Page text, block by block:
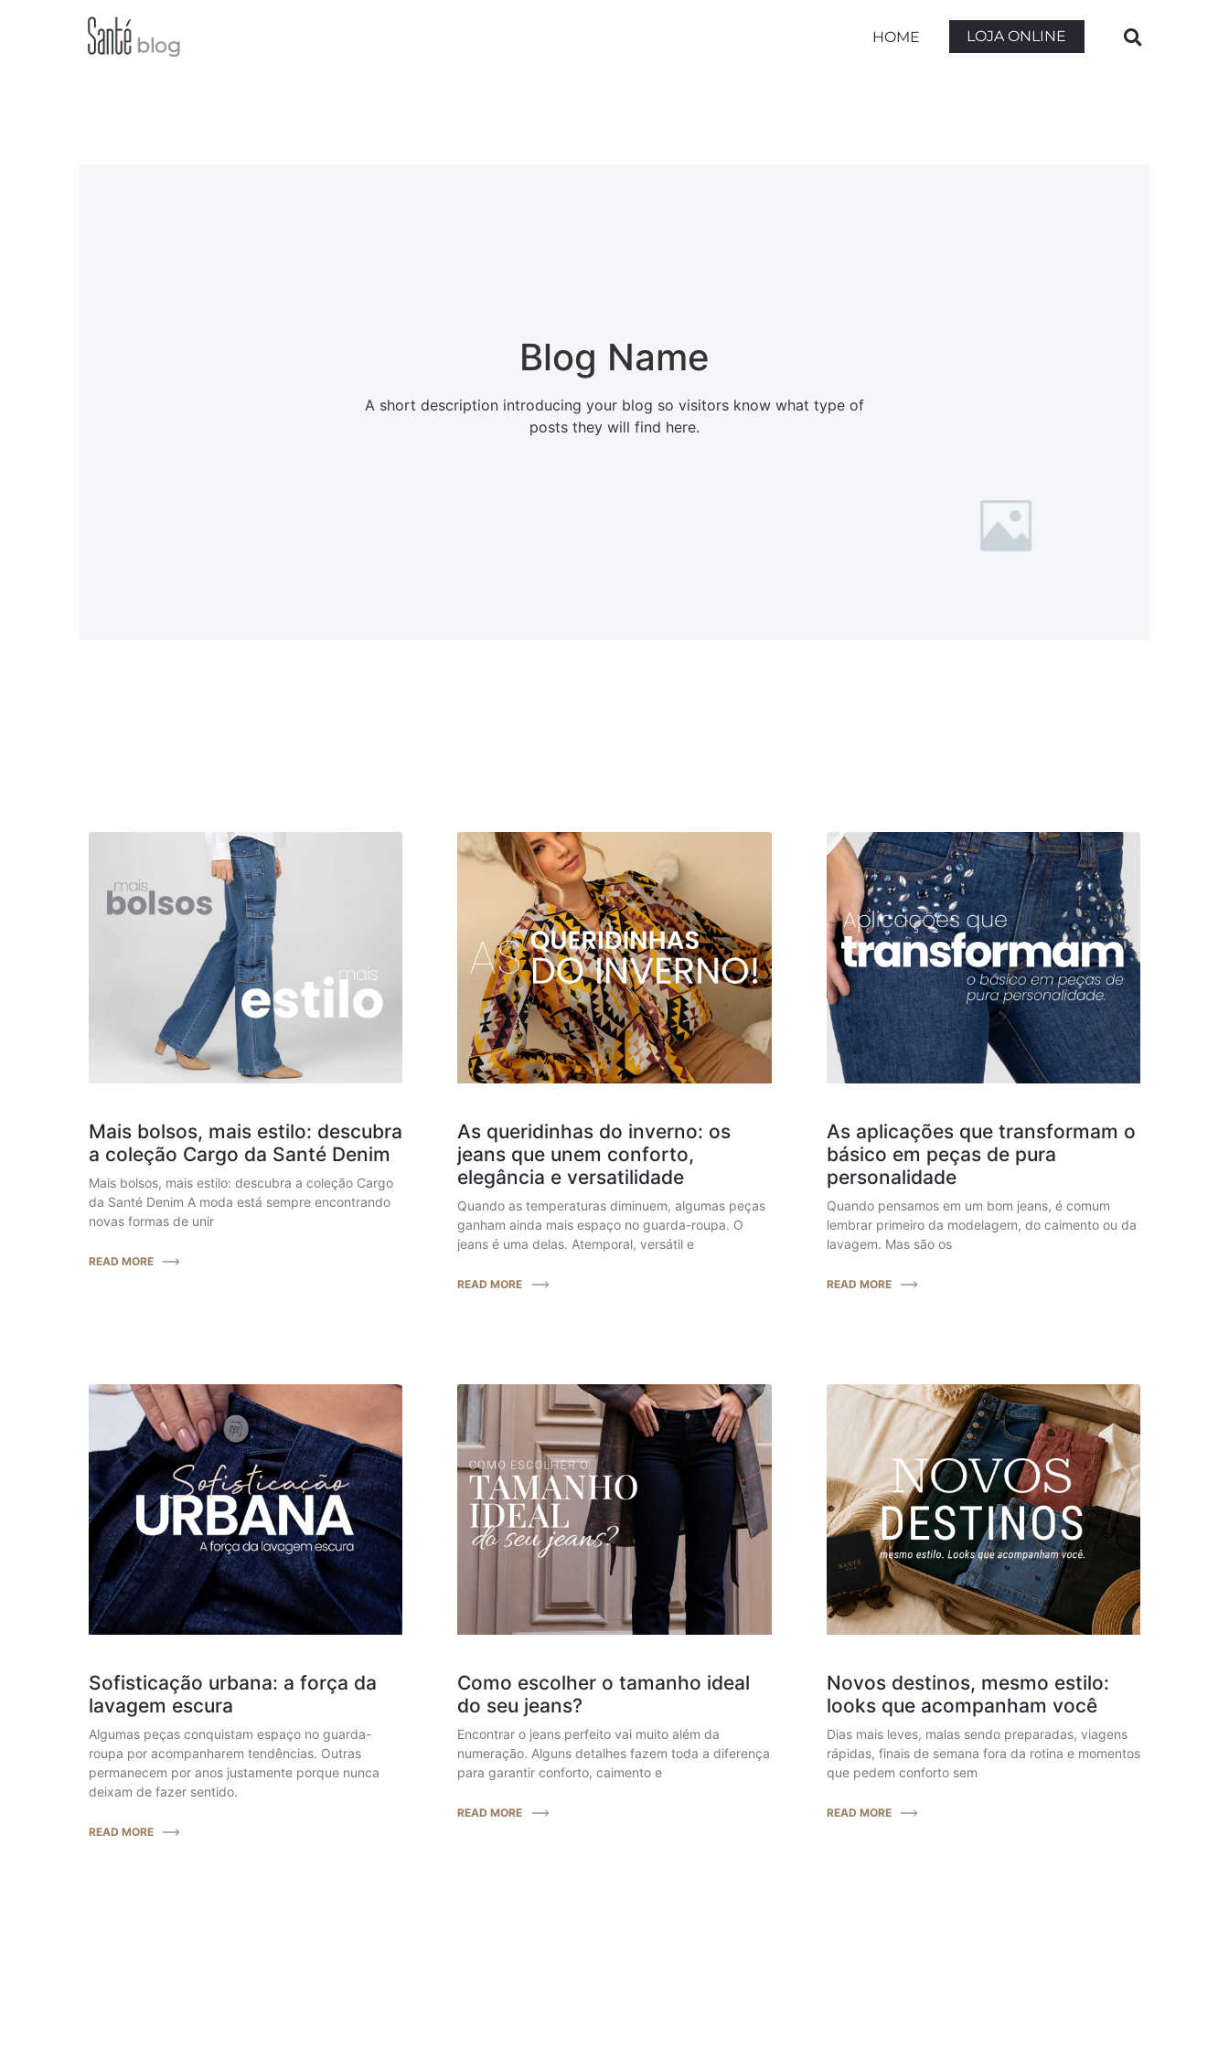
HOME LOJA ONLINE
Blog Name
A short description introducing your blog so visitors know what type of
posts they will find here.
Mais bolsos, mais estilo: descubra
a coleção Cargo da Santé Denim
Mais bolsos, mais estilo: descubra a coleção Cargo
da Santé Denim A moda está sempre encontrando
novas formas de unir
READ MORE
As queridinhas do inverno: os
jeans que unem conforto,
elegância e versatilidade
Quando as temperaturas diminuem, algumas peças
ganham ainda mais espaço no guarda-roupa. O
jeans é uma delas. Atemporal, versátil e
READ MORE
As aplicações que transformam o
básico em peças de pura
personalidade
Quando pensamos em um bom jeans, é comum
lembrar primeiro da modelagem, do caimento ou da
lavagem. Mas são os
READ MORE
Sofisticação urbana: a força da
lavagem escura
Algumas peças conquistam espaço no guarda-
roupa por acompanharem tendências. Outras
permanecem por anos justamente porque nunca
deixam de fazer sentido.
READ MORE
Como escolher o tamanho ideal
do seu jeans?
Encontrar o jeans perfeito vai muito além da
numeração. Alguns detalhes fazem toda a diferença
para garantir conforto, caimento e
READ MORE
Novos destinos, mesmo estilo:
looks que acompanham você
Dias mais leves, malas sendo preparadas, viagens
rápidas, finais de semana fora da rotina e momentos
que pedem conforto sem
READ MORE